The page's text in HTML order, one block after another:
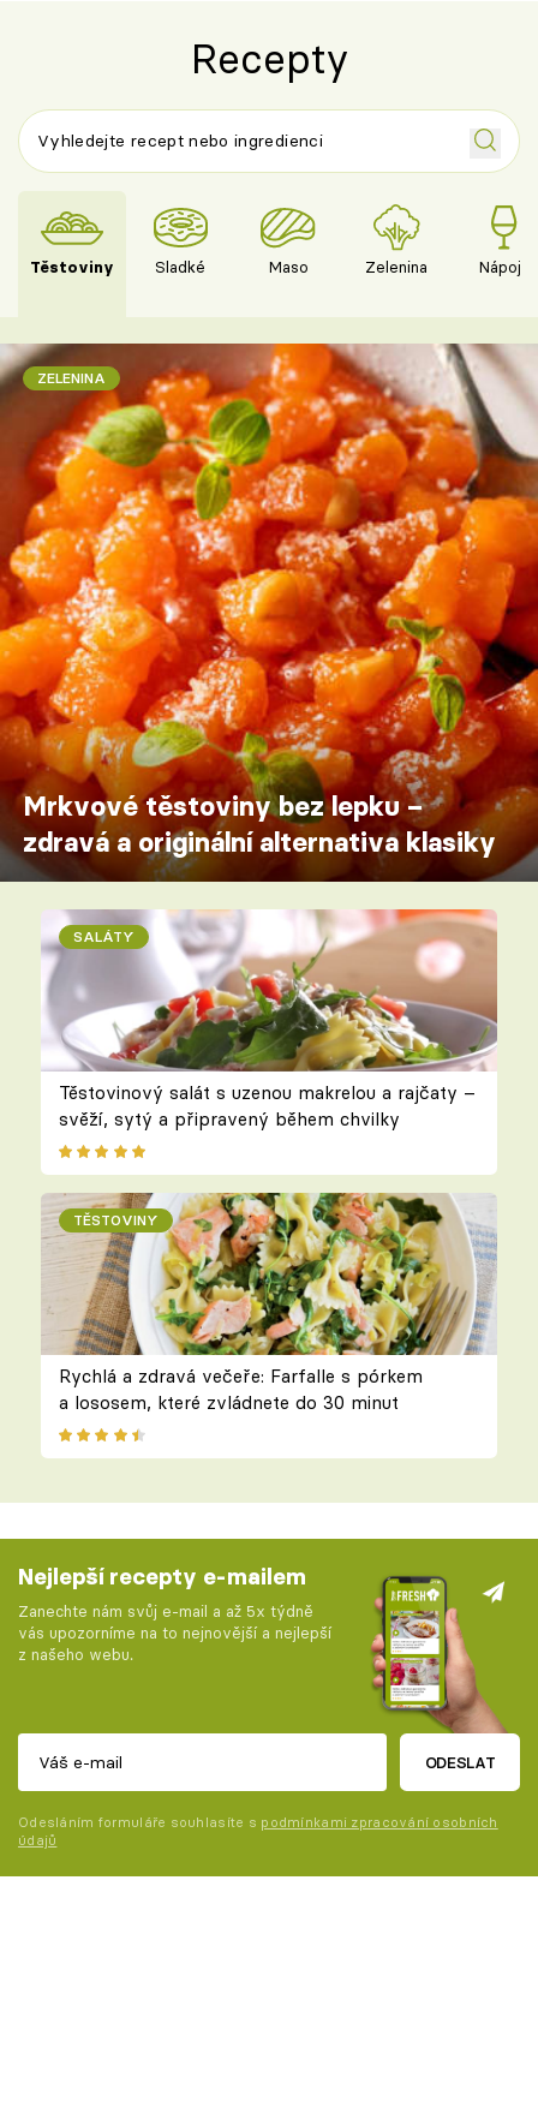
Recepty
Těstoviny Sladké Maso Zelenina Nápoje
ZELENINA
Mrkvové těstoviny bez lepku –
zdravá a originální alternativa klasiky
SALÁTY
Těstovinový salát s uzenou makrelou a rajčaty –
svěží, sytý a připravený během chvilky
TĚSTOVINY
Rychlá a zdravá večeře: Farfalle s pórkem
a lososem, které zvládnete do 30 minut
Nejlepší recepty e-mailem
Zanechte nám svůj e-mail a až 5x týdně
vás upozorníme na to nejnovější a nejlepší
z našeho webu.
ODESLAT
Odesláním formuláře souhlasíte s podmínkami zpracování osobních
údajů